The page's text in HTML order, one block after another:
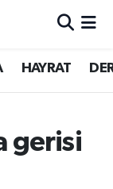
HAYRAT
gerisi